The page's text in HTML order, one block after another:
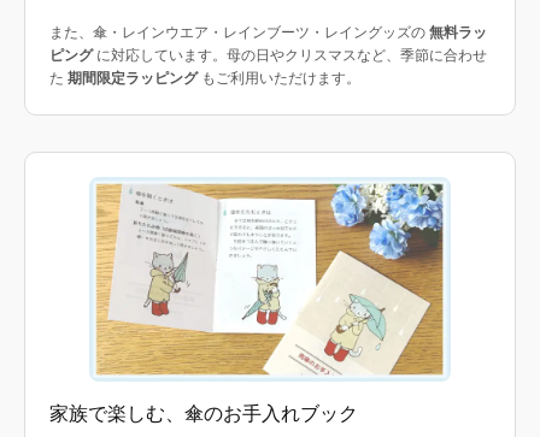
また、傘・レインウエア・レインブーツ・レイングッズの 無料ラッ
ピングに対応しています。母の日やクリスマスなど、季節に合わせ
た 期間限定ラッピングもご利用いただけます。
家族で楽しむ、傘のお手入れブック